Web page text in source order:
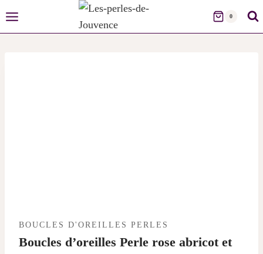
to
0
BOUCLES D'OREILLES PERLES
Boucles d’oreilles Perle rose abricot et